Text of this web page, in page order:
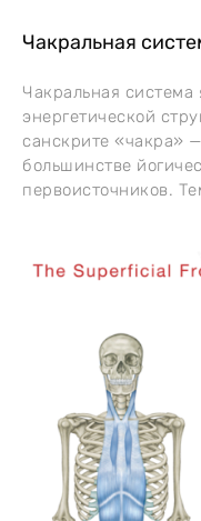
Чакральная
Чакральная
энергетической
санскрите «чакра»
большинстве
первоисточников.